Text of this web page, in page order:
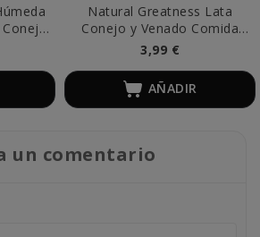
Natural Greatness Lata
Conejo y Venado Comida
Húmeda 400g Perro
3,99 €
AÑADIR
un comentario